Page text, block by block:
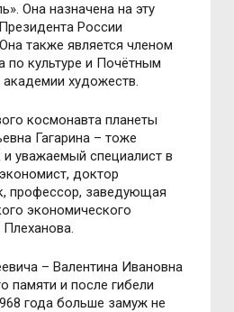
Она назначена на эту
России
также является членом
по культуре и Почётным
художеств.
космонавта планеты
Гагарина – тоже
уважаемый специалист в
доктор
профессор, заведующая
экономического
Плеханова.
– Валентина Ивановна
памяти и после гибели
года больше замуж не